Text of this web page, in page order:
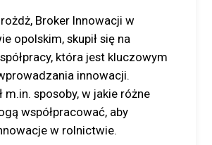
Broker Innowacji w
opolskim, skupił się na
która jest kluczowym
innowacji.
m.in. sposoby, w jakie różne
współpracować, aby
w rolnictwie.